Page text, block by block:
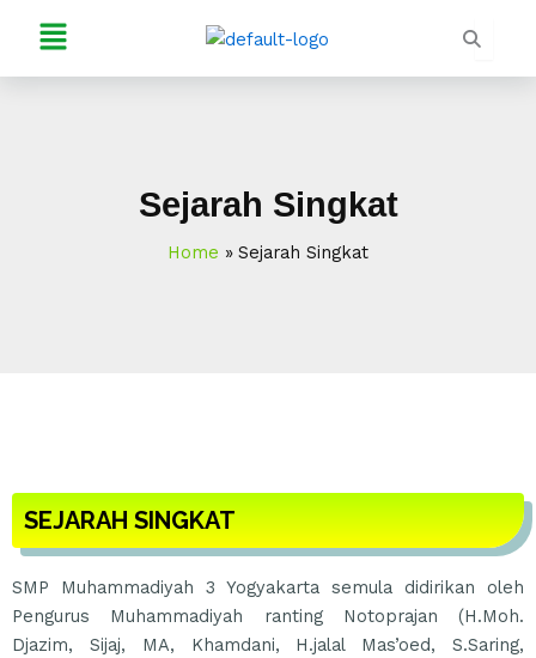
Menu
Sejarah Singkat
Home Sejarah Singkat
SEJARAH SINGKAT
SMP Muhammadiyah 3 Yogyakarta semula didirikan oleh
Pengurus Muhammadiyah ranting Notoprajan (H.Moh.
Djazim, Sijaj, MA, Khamdani, H.jalal Mas’oed, S.Saring,